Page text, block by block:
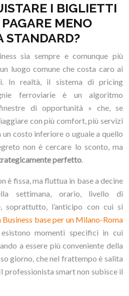
I BIGLIETTI
MENO
STANDARD?
sia sempre e comunque più
luogo comune che costa caro ai
In realtà, il sistema di pricing
ferroviarie è un algoritmo
di opportunità » che, se
con più comfort, più servizi
costo inferiore o uguale a quello
non è cercare lo sconto, ma
perfetto.
è fissa, ma fluttua in base a decine
settimana, orario, livello di
soprattutto, l’anticipo con cui si
base per un Milano-Roma
momenti specifici in cui
a essere più conveniente della
giorno, che nel frattempo è salita
professionista smart non subisce il